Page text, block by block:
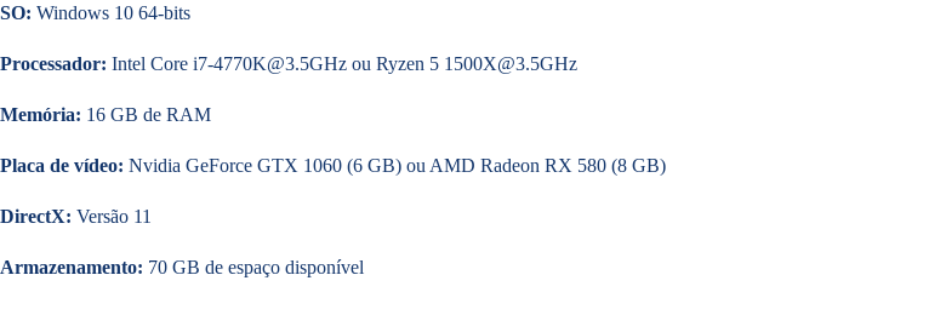
SO: Windows 10 64-bits
Processador: Intel Core i7-4770K@3.5GHz ou Ryzen 5 1500X@3.5GHz
Memória: 16 GB de RAM
Placa de vídeo: Nvidia GeForce GTX 1060 (6 GB) ou AMD Radeon RX 580 (8 GB)
DirectX: Versão 11
Armazenamento: 70 GB de espaço disponível